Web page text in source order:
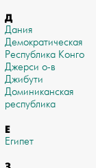
Д
Дания
Демократическая
Республика Конго
Джерси о-в
Джибути
Доминиканская
республика
Е
Египет